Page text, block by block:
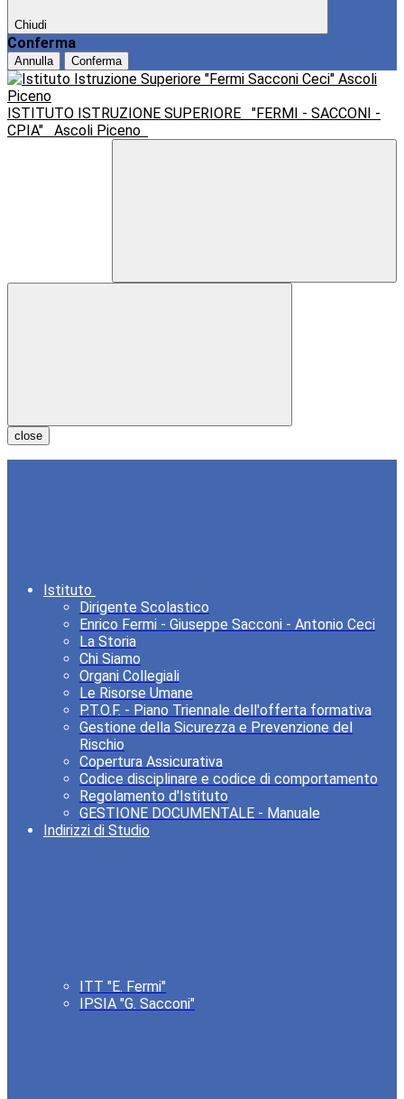
Chiudi
Conferma
Annulla Conferma
ISTITUTO ISTRUZIONE SUPERIORE
"FERMI - SACCONI -
CPIA"
Ascoli Piceno
close
Istituto
Dirigente Scolastico
Enrico Fermi - Giuseppe Sacconi - Antonio Ceci
La Storia
Chi Siamo
Organi Collegiali
Le Risorse Umane
P.T.O.F. - Piano Triennale dell'offerta formativa
Gestione della Sicurezza e Prevenzione del
Rischio
Copertura Assicurativa
Codice disciplinare e codice di comportamento
Regolamento d'Istituto
GESTIONE DOCUMENTALE - Manuale
Indirizzi di Studio
ITT "E. Fermi"
IPSIA "G. Sacconi"